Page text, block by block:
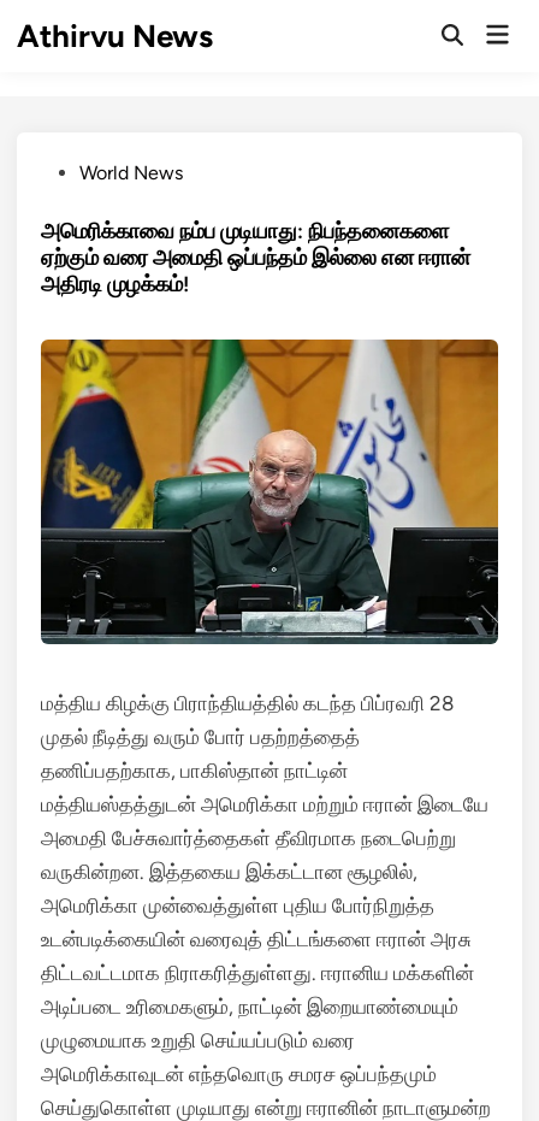
Athirvu News
OpenMain
PostedWorld News
அமெரிக்காவை நம்ப முடியாது: நிபந்தனைகளை
ஏற்கும் வரை அமைதி ஒப்பந்தம் இல்லை என ஈரான்
அதிரடி முழக்கம்!
மத்திய கிழக்கு பிராந்தியத்தில் கடந்த பிப்ரவரி 28
முதல் நீடித்து வரும் போர் பதற்றத்தைத்
தணிப்பதற்காக, பாகிஸ்தான் நாட்டின்
மத்தியஸ்தத்துடன் அமெரிக்கா மற்றும் ஈரான் இடையே
அமைதி பேச்சுவார்த்தைகள் தீவிரமாக நடைபெற்று
வருகின்றன. இத்தகைய இக்கட்டான சூழலில்,
அமெரிக்கா முன்வைத்துள்ள புதிய போர்நிறுத்த
உடன்படிக்கையின் வரைவுத் திட்டங்களை ஈரான் அரசு
திட்டவட்டமாக நிராகரித்துள்ளது. ஈரானிய மக்களின்
அடிப்படை உரிமைகளும், நாட்டின் இறையாண்மையும்
முழுமையாக உறுதி செய்யப்படும் வரை
அமெரிக்காவுடன் எந்தவொரு சமரச ஒப்பந்தமும்
செய்துகொள்ள முடியாது என்று ஈரானின் நாடாளுமன்ற